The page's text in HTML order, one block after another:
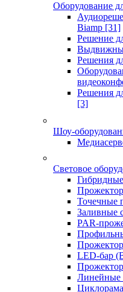
Оборудование
Biamp [31]
Решение
Решения
Решения
[3]
Шоу-
Световое
Точечные
Заливные
PAR-
LED-бар
Линейные
Циклорама